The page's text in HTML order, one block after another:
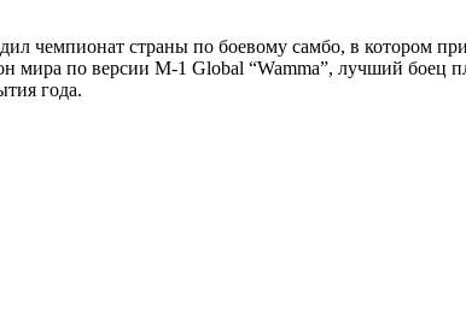
чемпионат страны по боевому самбо, в котором
мира по версии M-1 Global “Wamma”, лучший боец
года.